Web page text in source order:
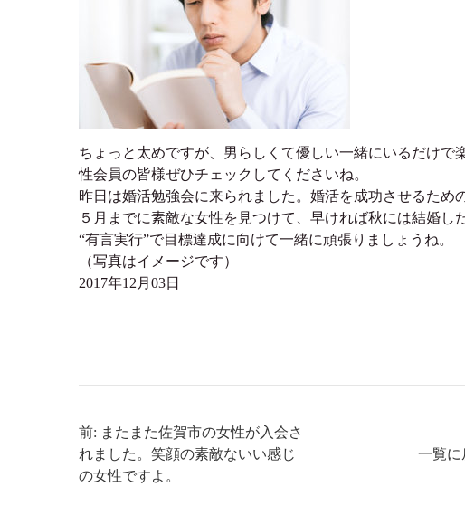
ちょっと太めですが、男らしくて優しい一緒にいるだけ
性会員の皆様ぜひチェックしてくださいね。
昨日は婚活勉強会に来られました。婚活を成功させるため
５月までに素敵な女性を見つけて、早ければ秋には結婚し
“有言実行”で目標達成に向けて一緒に頑張りましょうね。
（写真はイメージです）
2017年12月03日
前: またまた佐賀市の女性が入会さ
れました。笑顔の素敵ないい感じ
の女性ですよ。
一覧に